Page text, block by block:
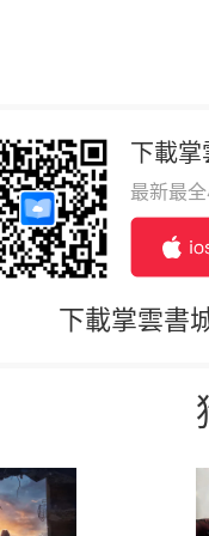
下載掌
最新最
下載掌雲書